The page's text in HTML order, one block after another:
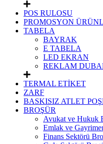
POS RULOSU
PROMOSYON
TABELA
BAYRAK
E TABELA
LED EKRAN
REKLAM
TERMAL ETİKET
ZARF
BASKISIZ ATLET
BROŞÜR
Avukat ve Hukuk
Emlak ve
Finans Sektörü